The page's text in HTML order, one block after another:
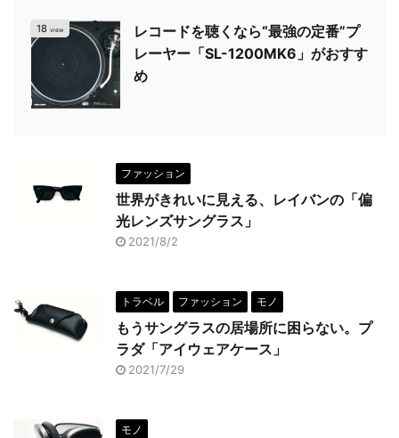
18 view
レコードを聴くなら“最強の定番”プ
レーヤー「SL-1200MK6」がおすす
め
ファッション
世界がきれいに見える、レイバンの「偏
光レンズサングラス」
2021/8/2
トラベル ファッション モノ
もうサングラスの居場所に困らない。プ
ラダ「アイウェアケース」
2021/7/29
モノ